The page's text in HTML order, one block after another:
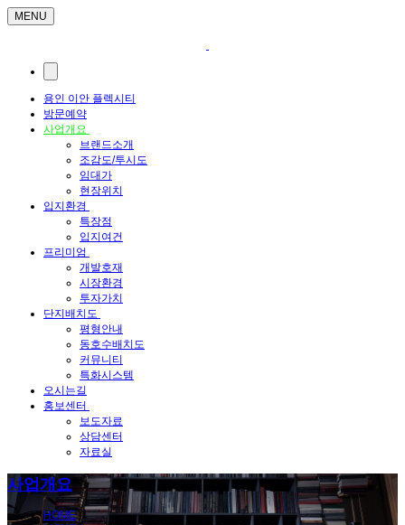
MENU
용인 이안 플렉시티
방문예약
사업개요
브랜드소개
조감도/투시도
임대가
현장위치
입지환경
특장점
입지여건
프리미엄
개발호재
시장환경
투자가치
단지배치도
평형안내
동호수배치도
커뮤니티
특화시스템
오시는길
홍보센터
보도자료
상담센터
자료실
사업개요
HOME